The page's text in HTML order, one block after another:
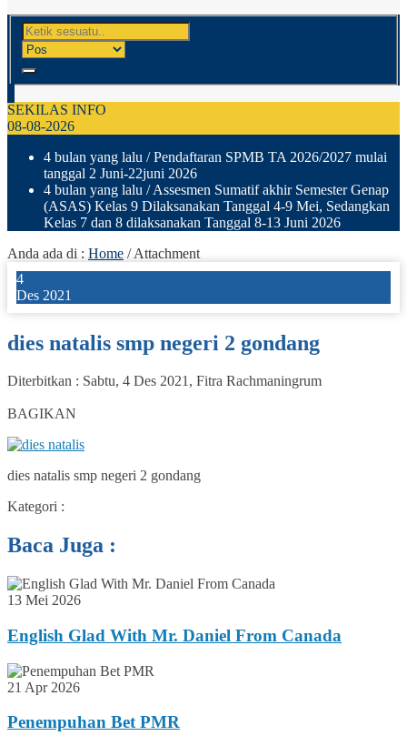
SEKILAS INFO
08-08-2026
4 bulan yang lalu / Pendaftaran SPMB TA 2026/2027 mulai
tanggal 2 Juni-22juni 2026
4 bulan yang lalu / Assesmen Sumatif akhir Semester Genap
(ASAS) Kelas 9 Dilaksanakan Tanggal 4-9 Mei, Sedangkan
Kelas 7 dan 8 dilaksanakan Tanggal 8-13 Juni 2026
Anda ada di : Home / Attachment
4
Des 2021
dies natalis smp negeri 2 gondang
Diterbitkan : Sabtu, 4 Des 2021, Fitra Rachmaningrum
BAGIKAN
dies natalis smp negeri 2 gondang
Kategori :
Baca Juga :
13 Mei 2026
English Glad With Mr. Daniel From Canada
21 Apr 2026
Penempuhan Bet PMR